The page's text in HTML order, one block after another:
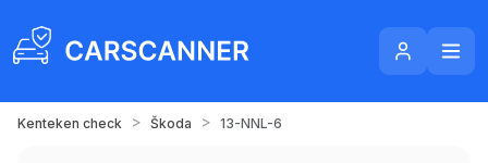
Kenteken check > Škoda > 13-NNL-6